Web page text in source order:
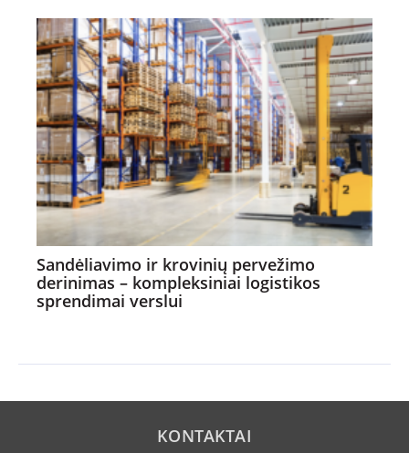
Sandėliavimo ir krovinių pervežimo
derinimas – kompleksiniai logistikos
sprendimai verslui
KONTAKTAI